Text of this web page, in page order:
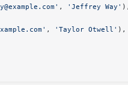
, 'Jeffrey Way'
, 'Taylor Otwell' ),